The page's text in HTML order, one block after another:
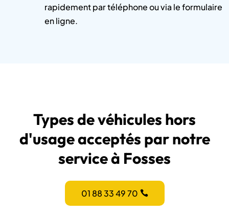
rapidement par téléphone ou via le formulaire
en ligne.
Types de véhicules hors
d'usage acceptés par notre
service à Fosses
01 88 33 49 70